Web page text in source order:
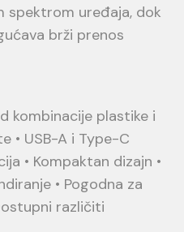
spektrom uređaja, dok
brži prenos
kombinacije plastike i
• USB-A i Type-C
• Kompaktan dizajn •
• Pogodna za
različiti